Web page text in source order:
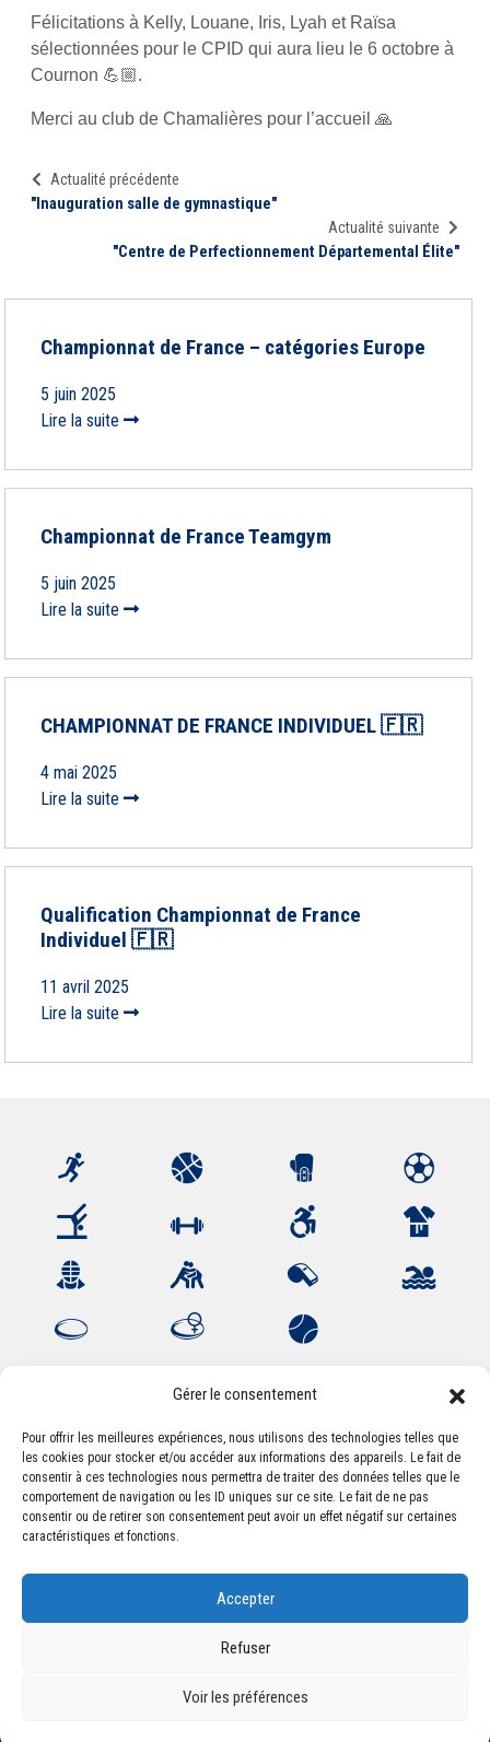
Gérer le consentement
Pour offrir les meilleures expériences, nous utilisons des technologies telles que
les cookies pour stocker et/ou accéder aux informations des appareils. Le fait de
consentir à ces technologies nous permettra de traiter des données telles que le
comportement de navigation ou les ID uniques sur ce site. Le fait de ne pas
consentir ou de retirer son consentement peut avoir un effet négatif sur certaines
caractéristiques et fonctions.
Accepter
Refuser
Voir les préférences
Félicitations à Kelly, Louane, Iris, Lyah et Raïsa
sélectionnées pour le CPID qui aura lieu le 6 octobre à
Cournon 💪🏼.
Merci au club de Chamalières pour l’accueil 🙏
Actualité précédente
"Inauguration salle de gymnastique"
Actualité suivante
"Centre de Perfectionnement Départemental Élite"
Championnat de France – catégories Europe
5 juin 2025
Lire la suite
Championnat de France Teamgym
5 juin 2025
Lire la suite
CHAMPIONNAT DE FRANCE INDIVIDUEL 🇫🇷
4 mai 2025
Lire la suite
Qualification Championnat de France
Individuel 🇫🇷
11 avril 2025
Lire la suite
Association Sportive Montferrandaise
84, boulevard Léon Jouhaux
CS 80221 - 63021 Clermont-Ferrand Cedex 2
accueil@asm-omnisports.com